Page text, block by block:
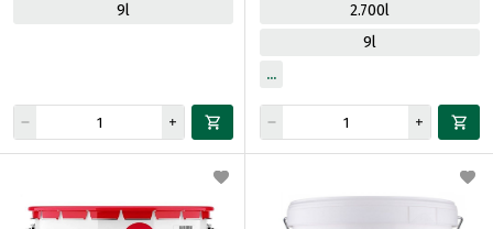
9l
2.700l
9l